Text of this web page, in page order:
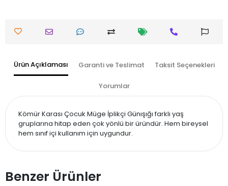
Ürün Açıklaması Garanti ve Teslimat Taksit Seçenekleri
Yorumlar
Kömür Karası Çocuk Müge İplikçi Günışığı farklı yaş
gruplarına hitap eden çok yönlü bir üründür. Hem bireysel
hem sınıf içi kullanım için uygundur.
Benzer Ürünler